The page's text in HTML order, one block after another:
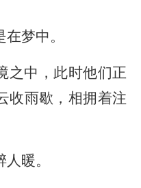
梦中。
之中，此时他们正
收雨歇，相拥着注
暖。